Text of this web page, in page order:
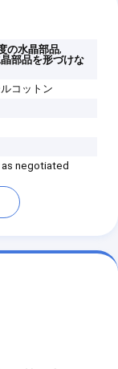
の水晶部品,
部品を形づけな
コットン
as negotiated